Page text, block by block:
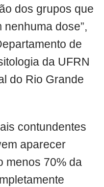
dos grupos que
dose”,
de
da UFRN
do Rio Grande
contundentes
aparecer
menos 70% da